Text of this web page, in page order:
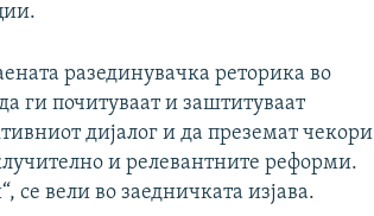
разединувачка реторика во
ги почитуваат и заштитуваат
дијалог и да преземат чекори
и релевантните реформи.
се вели во заедничката изјава.